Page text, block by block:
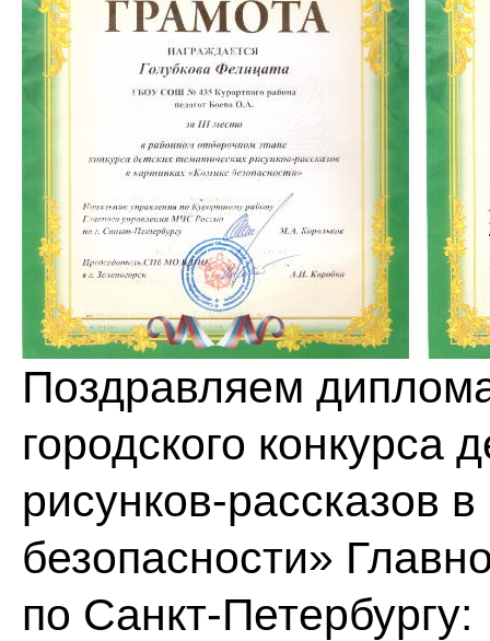
Поздравляем
городского конкурса
рисунков-рассказов
безопасности»
по Санкт-Петербургу: